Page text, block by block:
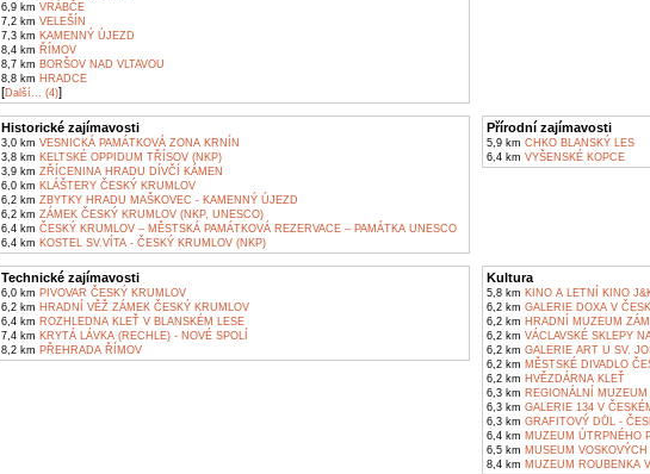
6,9 km VRÁBČE
7,2 km VELEŠÍN
7,3 km KAMENNÝ ÚJEZD
8,4 km ŘÍMOV
8,7 km BORŠOV NAD VLTAVOU
8,8 km HRADCE
[Další... (4)]
Historické zajímavosti
3,0 km VESNICKÁ PAMÁTKOVÁ ZONA KRNÍN
3,8 km KELTSKÉ OPPIDUM TŘÍSOV (NKP)
3,9 km ZŘÍCENINA HRADU DÍVČÍ KÁMEN
6,0 km KLÁŠTERY ČESKÝ KRUMLOV
6,2 km ZBYTKY HRADU MAŠKOVEC - KAMENNÝ ÚJEZD
6,2 km ZÁMEK ČESKÝ KRUMLOV (NKP, UNESCO)
6,4 km ČESKÝ KRUMLOV – MĚSTSKÁ PAMÁTKOVÁ REZERVACE – PAMÁTKA UNESCO
6,4 km KOSTEL SV.VÍTA - ČESKÝ KRUMLOV (NKP)
Přírodní zajímavosti
5,9 km CHKO BLANSKÝ LES
6,4 km VYŠENSKÉ KOPCE
Technické zajímavosti
6,0 km PIVOVAR ČESKÝ KRUMLOV
6,2 km HRADNÍ VĚŽ ZÁMEK ČESKÝ KRUMLOV
6,4 km ROZHLEDNA KLEŤ V BLANSKÉM LESE
7,4 km KRYTÁ LÁVKA (RECHLE) - NOVÉ SPOLÍ
8,2 km PŘEHRADA ŘÍMOV
Kultura
5,8 km KINO A LETNÍ KINO
6,2 km GALERIE DOXA V
6,2 km HRADNÍ MUZEUM
6,2 km VÁCLAVSKÉ SKLEPY
6,2 km GALERIE ART U SV.
6,2 km MĚSTSKÉ DIVADLO
6,2 km HVĚZDÁRNA KLEŤ
6,3 km REGIONÁLNÍ
6,3 km GALERIE 134 V
6,3 km GRAFITOVÝ DŮL -
6,4 km MUZEUM ÚTRPNÉHO
6,5 km MUSEUM
8,4 km MUZEUM ROUBENKA